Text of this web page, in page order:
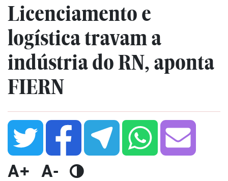
Licenciamento e
logística travam a
indústria do RN, aponta
FIERN
A+ A-